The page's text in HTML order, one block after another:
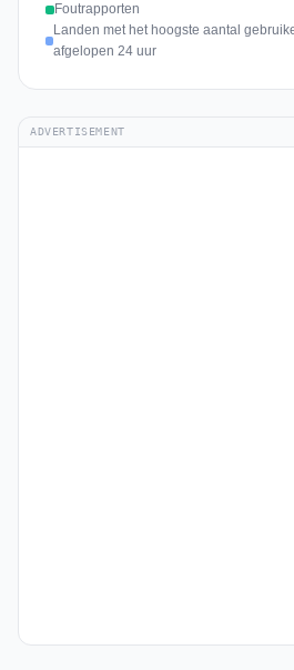
Foutrapporten
Landen met het hoogste aantal
afgelopen 24 uur
ADVERTISEMENT